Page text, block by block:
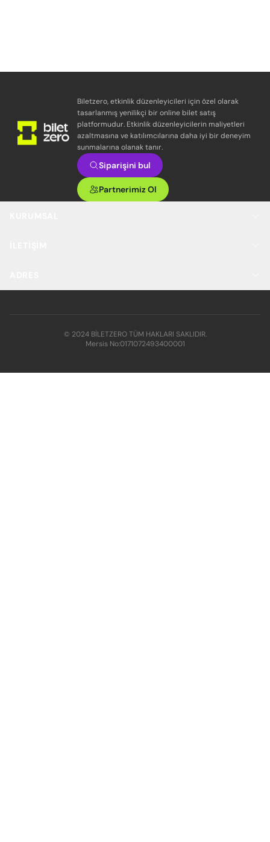
Biletzero, etkinlik düzenleyicileri için özel olarak
tasarlanmış yenilikçi bir online bilet satış
platformudur. Etkinlik düzenleyicilerin maliyetleri
azaltmasına ve katılımcılarına daha iyi bir deneyim
sunmalarına olanak tanır.
Siparişini bul
Partnerimiz Ol
© 2024 BİLETZERO TÜM HAKLARI SAKLIDIR.
Mersis No:0171072493400001